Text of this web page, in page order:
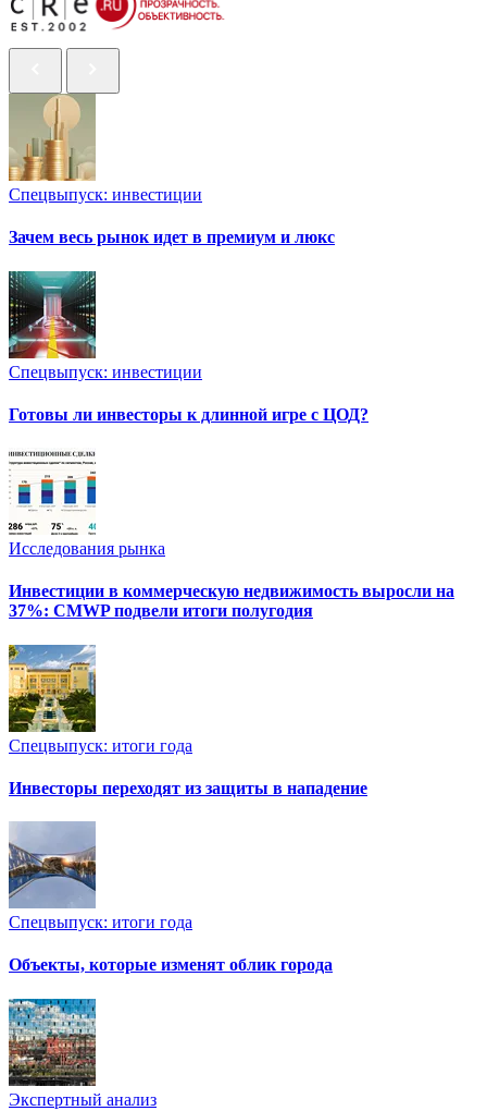
Спецвыпуск: инвестиции
Зачем весь рынок идет в премиум и люкс
Спецвыпуск: инвестиции
Готовы ли инвесторы к длинной игре с ЦОД?
Исследования рынка
Инвестиции в коммерческую недвижимость выросли на
37%: CMWP подвели итоги полугодия
Спецвыпуск: итоги года
Инвесторы переходят из защиты в нападение
Спецвыпуск: итоги года
Объекты, которые изменят облик города
Экспертный анализ